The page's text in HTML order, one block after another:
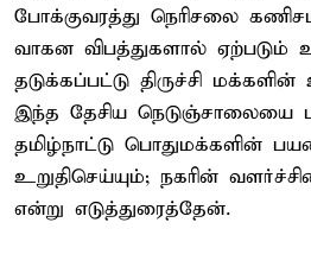
போக்குவரத்து நெரிசலை
வாகன விபத்துகளால் ஏற்படும்
தடுக்கப்பட்டு திருச்சி
இந்த தேசிய நெடுஞ்சாலையை
தமிழ்நாட்டு பொதுமக்களின்
உறுதிசெய்யும்; நகரின்
என்று எடுத்துரைத்தேன்.